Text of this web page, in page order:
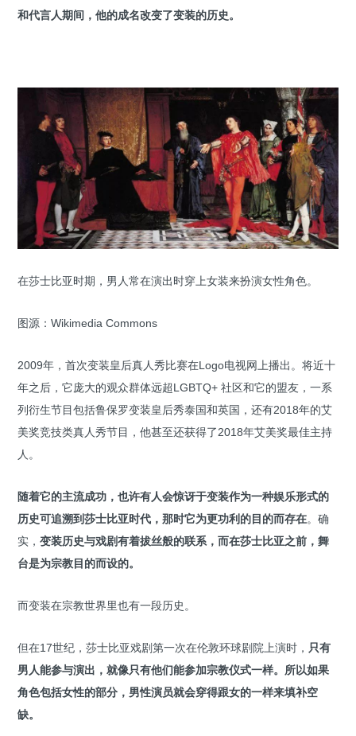
和代言人期间，他的成名改变了变装的历史。
在莎士比亚时期，男人常在演出时穿上女装来扮演女性角色。
图源：Wikimedia Commons
2009年，首次变装皇后真人秀比赛在Logo电视网上播出。将近十
年之后，它庞大的观众群体远超LGBTQ+ 社区和它的盟友，一系
列衍生节目包括鲁保罗变装皇后秀泰国和英国，还有2018年的艾
美奖竞技类真人秀节目，他甚至还获得了2018年艾美奖最佳主持
人。
随着它的主流成功，也许有人会惊讶于变装作为一种娱乐形式的
历史可追溯到莎士比亚时代，那时它为更功利的目的而存在。确
实， 变装历史与戏剧有着拔丝般的联系，而在莎士比亚之前，舞
台是为宗教目的而设的。
而变装在宗教世界里也有一段历史。
但在17世纪，莎士比亚戏剧第一次在伦敦环球剧院上演时， 只有
男人能参与演出，就像只有他们能参加宗教仪式一样。所以如果
角色包括女性的部分，男性演员就会穿得跟女的一样来填补空
缺。